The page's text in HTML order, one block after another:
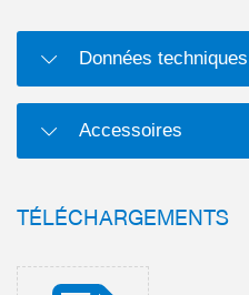
Données techniques
Accessoires
TÉLÉCHARGEMENTS